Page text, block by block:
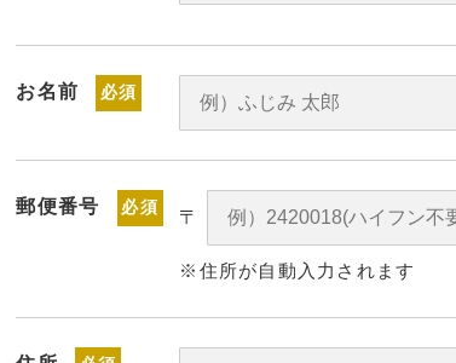
お名前 必須
郵便番号 必須 〒
※住所が自動入力されます